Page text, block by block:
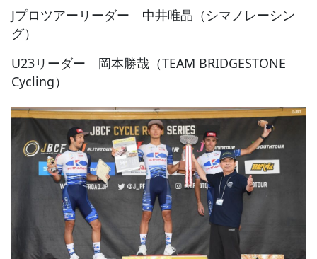
Jプロツアーリーダー 中井唯晶（シマノレーシン
グ）
U23リーダー 岡本勝哉（TEAM BRIDGESTONE
Cycling）